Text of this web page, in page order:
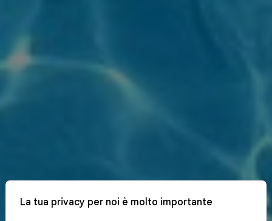
La tua privacy per noi è molto importante